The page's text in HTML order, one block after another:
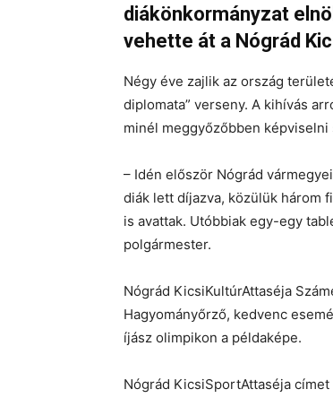
diákönkormányzat
vehette át a Nógrád
Négy éve zajlik az ország
diplomata” verseny. A kihívás
minél meggyőzőbben
– Idén először Nógrád
diák lett díjazva, közülük három
is avattak. Utóbbiak egy-egy
polgármester.
Nógrád KicsiKultúrAttaséja
Hagyományőrző, kedvenc
íjász olimpikon a példaképe.
Nógrád KicsiSportAttaséja